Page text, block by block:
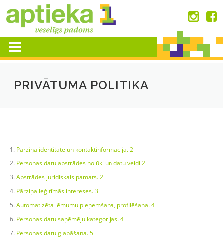
content
Menu
PRIVĀTUMA POLITIKA
Pārziņa identitāte un kontaktinformācija. 2
Personas datu apstrādes nolūki un datu veidi 2
Apstrādes juridiskais pamats. 2
Pārziņa leģitīmās intereses. 3
Automatizēta lēmumu pieņemšana, profilēšana. 4
Personas datu saņēmēju kategorijas. 4
Personas datu glabāšana. 5